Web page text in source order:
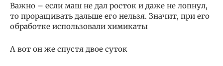
Важно – если маш не дал росток и даже не лопнул,
то проращивать дальше его нельзя. Значит, при его
обработке использовали химикаты
А вот он же спустя двое суток